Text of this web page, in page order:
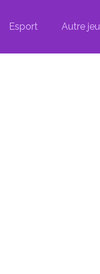
Esport Autre